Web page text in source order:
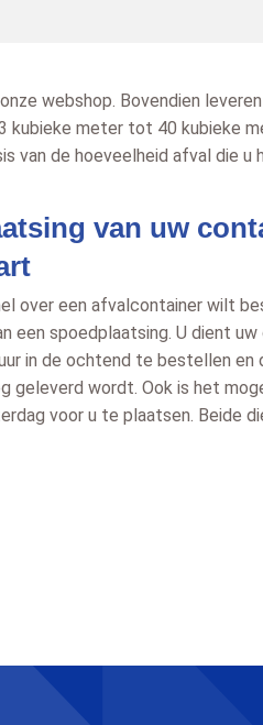
webshop. Bovendien
kubieke meter tot 40 kubieke
van de hoeveelheid afval die u
van uw
over een afvalcontainer wilt
een spoedplaatsing. U dient
in de ochtend te bestellen en
geleverd wordt. Ook is het
voor u te plaatsen. Beide